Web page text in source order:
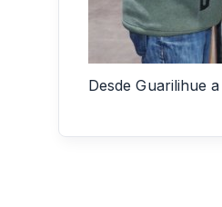
Desde Guarilihue